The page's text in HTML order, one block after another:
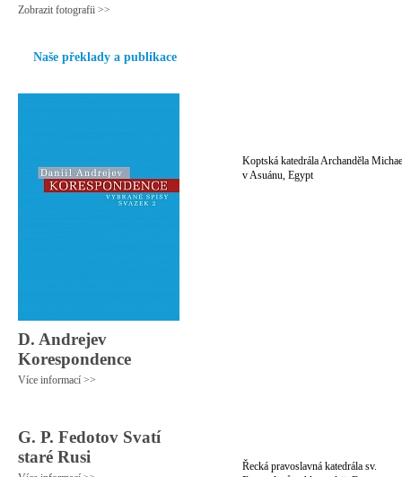
Zobrazit fotografii >>
Naše překlady a publikace
D. Andrejev
Korespondence
Více informací >>
G. P. Fedotov Svatí
staré Rusi
Koptská katedrála Archanděla
v Asuánu, Egypt
Řecká pravoslavná katedrála sv.